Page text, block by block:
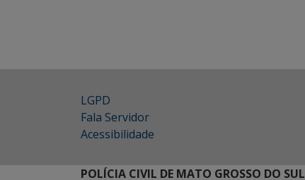
LGPD
Fala Servidor
Acessibilidade
POLÍCIA CIVIL DE MATO GROSSO DO SUL